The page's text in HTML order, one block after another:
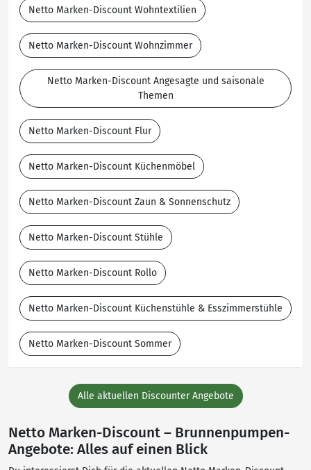
Netto Marken-Discount Wohntextilien
Netto Marken-Discount Wohnzimmer
Netto Marken-Discount Angesagte und saisonale
Themen
Netto Marken-Discount Flur
Netto Marken-Discount Küchenmöbel
Netto Marken-Discount Zaun & Sonnenschutz
Netto Marken-Discount Stühle
Netto Marken-Discount Rollo
Netto Marken-Discount Küchenstühle & Esszimmerstühle
Netto Marken-Discount Sommer
Alle aktuellen Discounter Angebote
Netto Marken-Discount – Brunnenpumpen-
Angebote: Alles auf einen Blick